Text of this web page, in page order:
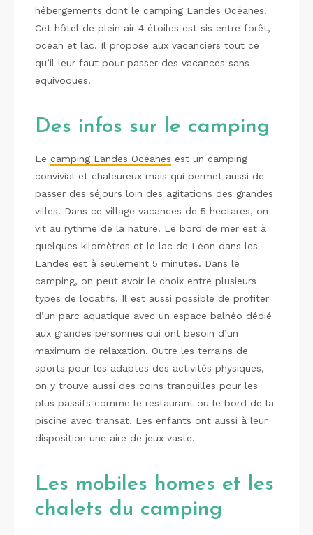
hébergements dont le camping Landes Océanes.
Cet hôtel de plein air 4 étoiles est sis entre forêt,
océan et lac. Il propose aux vacanciers tout ce
qu’il leur faut pour passer des vacances sans
équivoques.
Des infos sur le camping
Le camping Landes Océanes est un camping
convivial et chaleureux mais qui permet aussi de
passer des séjours loin des agitations des grandes
villes. Dans ce village vacances de 5 hectares, on
vit au rythme de la nature. Le bord de mer est à
quelques kilomètres et le lac de Léon dans les
Landes est à seulement 5 minutes. Dans le
camping, on peut avoir le choix entre plusieurs
types de locatifs. Il est aussi possible de profiter
d’un parc aquatique avec un espace balnéo dédié
aux grandes personnes qui ont besoin d’un
maximum de relaxation. Outre les terrains de
sports pour les adaptes des activités physiques,
on y trouve aussi des coins tranquilles pour les
plus passifs comme le restaurant ou le bord de la
piscine avec transat. Les enfants ont aussi à leur
disposition une aire de jeux vaste.
Les mobiles homes et les
chalets du camping